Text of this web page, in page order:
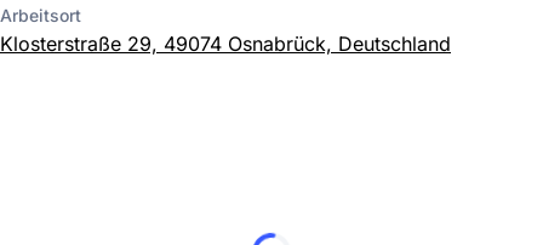
Arbeitsort
Klosterstraße 29, 49074 Osnabrück, Deutschland